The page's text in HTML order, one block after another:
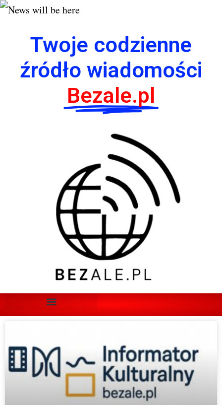
Twoje codzienne
źródło wiadomości
Bezale.pl